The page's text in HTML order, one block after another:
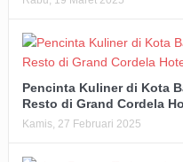
Pencinta Kuliner di Kota
Resto di Grand Cordela
Kamis, 27 Februari 2025